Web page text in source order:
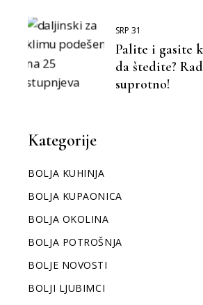
SRP 31
Palite i gasite
da štedite?
suprotno!
Kategorije
BOLJA KUHINJA
BOLJA KUPAONICA
BOLJA OKOLINA
BOLJA POTROŠNJA
BOLJE NOVOSTI
BOLJI LJUBIMCI